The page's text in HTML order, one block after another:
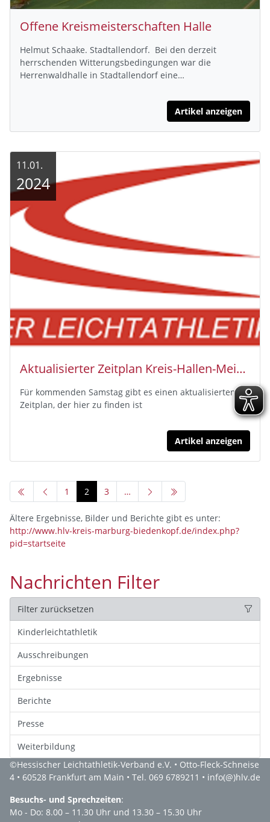
Offene Kreismeisterschaften Halle
Helmut Schaake. Stadtallendorf. Bei den derzeit
herrschenden Witterungsbedingungen war die
Herrenwaldhalle in Stadtallendorf eine…
Artikel anzeigen
Aktualisierter Zeitplan Kreis-Hallen-Meisterschaften
Für kommenden Samstag gibt es einen aktualisierten
Zeitplan, der hier zu finden ist
Artikel anzeigen
11.01.
2024
1 2 3 …
Ältere Ergebnisse, Bilder und Berichte gibt es unter:
http://www.hlv-kreis-marburg-biedenkopf.de/index.php?
pid=startseite
Nachrichten Filter
Filter zurücksetzen
Kinderleichtathletik
Ausschreibungen
Ergebnisse
Berichte
Presse
Weiterbildung
©Hessischer Leichtathletik-Verband e.V. • Otto-Fleck-Schneise
4 • 60528 Frankfurt am Main • Tel. 069 6789211 • info(@)hlv.de
Besuchs- und Sprechzeiten:
Mo - Do: 8.00 – 11.30 Uhr und 13.30 – 15.30 Uhr